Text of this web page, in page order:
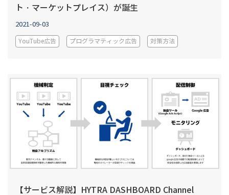
ト・マーケットプレイス）が誕生
2021-09-03
YouTube広告 プログラマティック広告 対策方法
【サービス解説】HYTRA DASHBOARD Channel